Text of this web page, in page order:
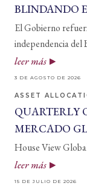
BLINDANDO
El Gobierno
independencia del
leer más
3 DE AGOSTO DE 2026
ASSET
QUARTERLY
MERCADO
House View
leer más
15 DE JULIO DE 2026